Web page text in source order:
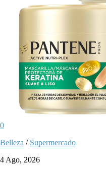
0
Belleza / Supermercado
4 Ago, 2026